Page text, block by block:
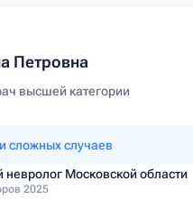
Петровна
высшей категории
сложных случаев
Московской области
2025